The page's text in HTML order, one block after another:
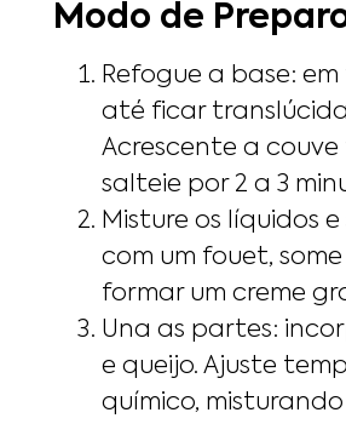
Modo de
Refogue a base:
até ficar
Acrescente a
salteie por 2 a 3
Misture os líquidos
com um fouet,
formar um creme
Una as partes:
e queijo. Ajuste
químico,